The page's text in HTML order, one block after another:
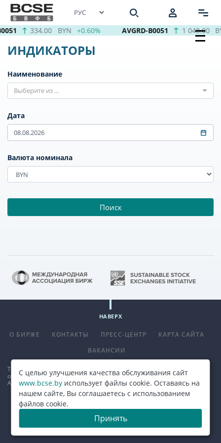
334.00 BYN +0.60% AVGRD-B0051 1 048.00
ИНДИКАТОРЫ
Наименование
Выберите из ...
Дата
Валюта номинала
Поиск
О БИРЖЕ КОНТАКТЫ ПРЕСС-ЦЕНТР
КАРТА САЙТА
ВАКАНСИИ
Телефон +375 (17) 390 14 70
. E-mail:
office@bcse.by .
Адрес: 220013 г. Минск ул. Сурганова д. 48а.Карта проезда
© 2026, ОАО "Белорусская валютно-фондовая биржа"
НАВЕРХ
С целью улучшения качества обслуживания сайт
www.bcse.by использует файлы cookie. Оставаясь на
нашем сайте, Вы соглашаетесь с использованием
файлов cookie.
Принять